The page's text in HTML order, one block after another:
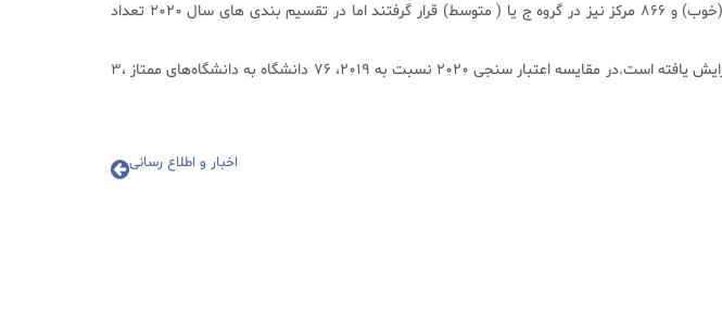
دکتر انگجی تاکید کرد: در سال 2019 تعداد 581 دانشگاه در گروه الف(ممتاز)، 827 دانشگاه در گروه ب (خوب) و 866 مرکز نیز در گروه ج یا ( متوسط) قرار گرفتند اما در تقسیم بندی های سال 2020 تعداد
در سال 2019 دانشگاه های 83 کشور بروزرسانی شده بود ولی برای سال 2020، این تعداد به 105 عدد افزایش یافته است.در مقایسه اعتبار سنجی 2020 نسبت به 2019، 76 دانشگاه به دانشگاه‌های ممتاز ،3
اخبار و اطلاع رسانی